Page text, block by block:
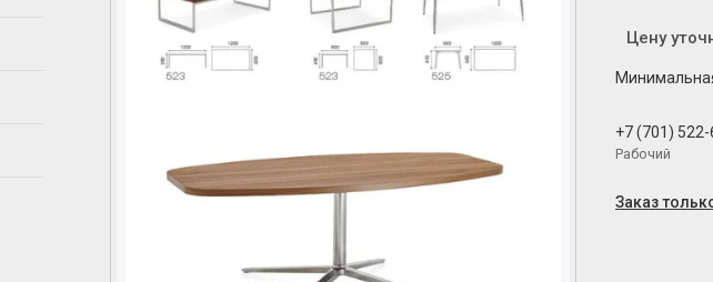
Цену
+7 (701)
Рабочий
Заказ